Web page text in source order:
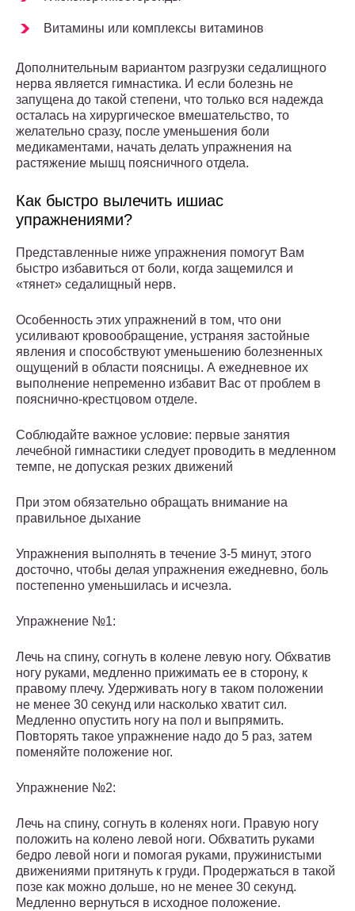
Витамины или комплексы витаминов
Дополнительным вариантом разгрузки седалищного
нерва является гимнастика. И если болезнь не
запущена до такой степени, что только вся надежда
осталась на хирургическое вмешательство, то
желательно сразу, после уменьшения боли
медикаментами, начать делать упражнения на
растяжение мышц поясничного отдела.
Как быстро вылечить ишиас
упражнениями?
Представленные ниже упражнения помогут Вам
быстро избавиться от боли, когда защемился и
«тянет» седалищный нерв.
Особенность этих упражнений в том, что они
усиливают кровообращение, устраняя застойные
явления и способствуют уменьшению болезненных
ощущений в области поясницы. А ежедневное их
выполнение непременно избавит Вас от проблем в
пояснично-крестцовом отделе.
Соблюдайте важное условие: первые занятия
лечебной гимнастики следует проводить в медленном
темпе, не допуская резких движений
При этом обязательно обращать внимание на
правильное дыхание
Упражнения выполнять в течение 3-5 минут, этого
досточно, чтобы делая упражнения ежедневно, боль
постепенно уменьшилась и исчезла.
Упражнение №1:
Лечь на спину, согнуть в колене левую ногу. Обхватив
ногу руками, медленно прижимать ее в сторону, к
правому плечу. Удерживать ногу в таком положении
не менее 30 секунд или насколько хватит сил.
Медленно опустить ногу на пол и выпрямить.
Повторять такое упражнение надо до 5 раз, затем
поменяйте положение ног.
Упражнение №2:
Лечь на спину, согнуть в коленях ноги. Правую ногу
положить на колено левой ноги. Обхватить руками
бедро левой ноги и помогая руками, пружинистыми
движениями притянуть к груди. Продержаться в такой
позе как можно дольше, но не менее 30 секунд.
Медленно вернуться в исходное положение.